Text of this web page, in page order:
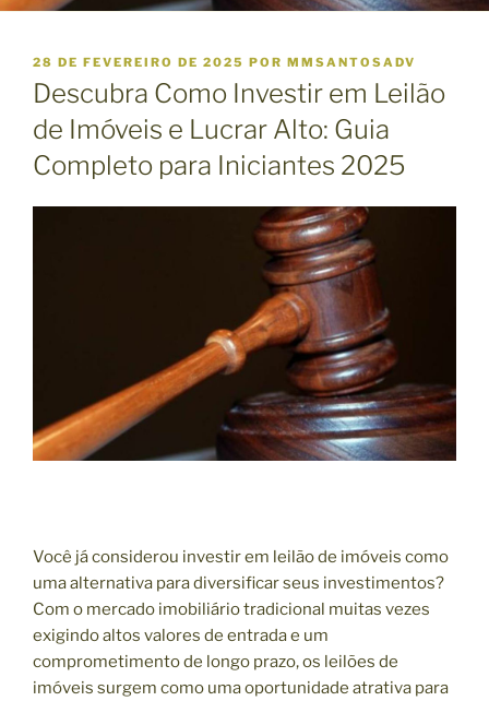
P
U
B
I
C
A
28 DE FEVEREIRO DE 2025 POR MMSANTOSADV
Descubra Como Investir em Leilão
de Imóveis e Lucrar Alto: Guia
Completo para Iniciantes 2025
Você já considerou investir em leilão de imóveis como
uma alternativa para diversificar seus investimentos?
Com o mercado imobiliário tradicional muitas vezes
exigindo altos valores de entrada e um
comprometimento de longo prazo, os leilões de
imóveis surgem como uma oportunidade atrativa para